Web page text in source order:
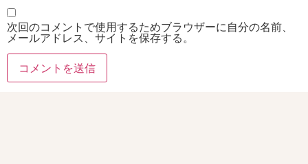
次回のコメントで使用するためブラウザーに自分の名前、
メールアドレス、サイトを保存する。